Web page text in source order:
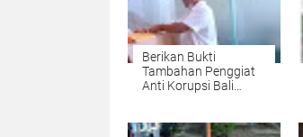
Berikan Bukti
Tambahan Penggiat
Anti Korupsi Bali